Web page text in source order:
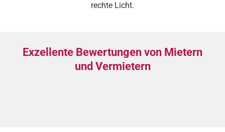
rechte Licht.
Exzellente Bewertungen von Mietern
und Vermietern